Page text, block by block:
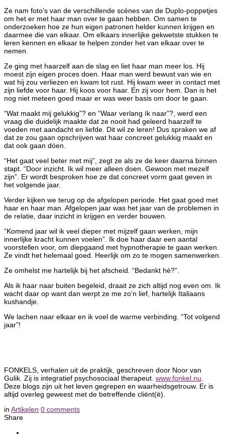
Ze nam foto’s van de verschillende scènes van de Duplo-poppetjes
om het er met haar man over te gaan hebben. Om samen te
onderzoeken hoe ze hun eigen patronen helder kunnen krijgen en
daarmee die van elkaar. Om elkaars innerlijke gekwetste stukken te
leren kennen en elkaar te helpen zonder het van elkaar over te
nemen.
Ze ging met haarzelf aan de slag en liet haar man meer los. Hij
moest zijn eigen proces doen. Haar man werd bewust van wie en
wat hij zou verliezen en kwam tot rust. Hij kwam weer in contact met
zijn liefde voor haar. Hij koos voor haar. En zij voor hem. Dan is het
nog niet meteen goed maar er was weer basis om door te gaan.
“Wat maakt mij gelukkig”? en “Waar verlang ík naar”?, werd een
vraag die duidelijk maakte dat ze nooit had geleerd haarzelf te
voeden met aandacht en liefde. Dit wil ze leren! Dus spraken we af
dat ze zou gaan opschrijven wat haar concreet gelukkig maakt en
dat ook gaan dóen.
“Het gaat veel beter met mij”, zegt ze als ze de keer daarna binnen
stapt. “Door inzicht. Ik wil meer alleen doen. Gewoon met mezelf
zijn”. Er wordt besproken hoe ze dat concreet vorm gaat geven in
het volgende jaar.
Verder kijken we terug op de afgelopen periode. Het gaat goed met
haar en haar man. Afgelopen jaar was het jaar van de problemen in
de relatie, daar inzicht in krijgen en verder bouwen.
“Komend jaar wil ik veel dieper met mijzelf gaan werken, mijn
innerlijke kracht kunnen voelen”. Ik doe haar daar een aantal
voorstellen voor, om diepgaand met hypnotherapie te gaan werken.
Ze vindt het helemaal goed. Heerlijk om zo te mogen samenwerken.
Ze omhelst me hartelijk bij het afscheid. “Bedankt hè?”.
Als ik haar naar buiten begeleid, draait ze zich altijd nog even om. Ik
wacht daar op want dan werpt ze me zo’n lief, hartelijk Italiaans
kushandje.
We lachen naar elkaar en ik voel de warme verbinding. “Tot volgend
jaar”!
FONKELS, verhalen uit de praktijk, geschreven door Noor van
Gulik. Zij is integratief psychosociaal therapeut. www.fonkel.nu
Deze blogs zijn uit het leven gegrepen en waarheidsgetrouw. Er is
altijd overleg geweest met de betreffende cliënt(ë).
in Artikelen 0 comments
Share